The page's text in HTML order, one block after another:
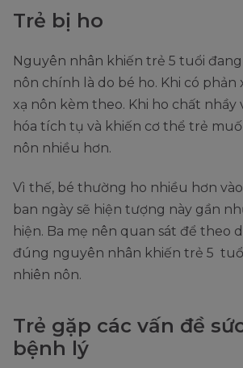
Trẻ bị ho
Nguyên nhân khiến trẻ 5 tuổi
nôn chính là do bé ho. Khi có phản
xạ nôn kèm theo. Khi ho chất nhầy
hóa tích tụ và khiến cơ thể trẻ
nôn nhiều hơn.
Vì thế, bé thường ho nhiều hơn
ban ngày sẽ hiện tượng này gần
hiện. Ba mẹ nên quan sát để theo
đúng nguyên nhân khiến trẻ 5
nhiên nôn.
Trẻ gặp các vấn đề
bệnh lý